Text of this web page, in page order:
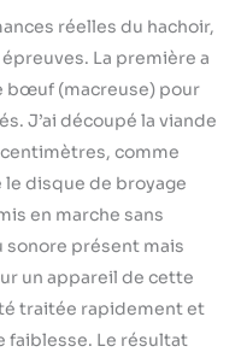
réelles du hachoir,
La première a
bœuf (macreuse) pour
J’ai découpé la viande
centimètres, comme
le disque de broyage
en marche sans
sonore présent mais
un appareil de cette
traitée rapidement et
faiblesse. Le résultat